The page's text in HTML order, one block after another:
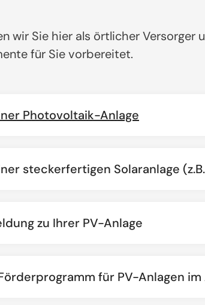
wir Sie hier als örtlicher Versorger
für Sie vorbereitet.
Photovoltaik-Anlage
steckerfertigen Solaranlage
zu Ihrer PV-Anlage
für PV-Anlagen